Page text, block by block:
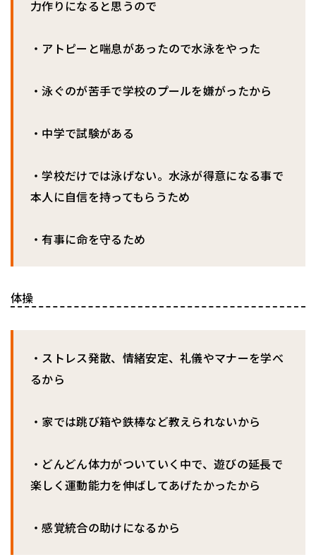
力作りになると思うので
・アトピーと喘息があったので水泳をやった
・泳ぐのが苦手で学校のプールを嫌がったから
・中学で試験がある
・学校だけでは泳げない。水泳が得意になる事で
本人に自信を持ってもらうため
・有事に命を守るため
体操
・ストレス発散、情緒安定、礼儀やマナーを学べ
るから
・家では跳び箱や鉄棒など教えられないから
・どんどん体力がついていく中で、遊びの延長で
楽しく運動能力を伸ばしてあげたかったから
・感覚統合の助けになるから